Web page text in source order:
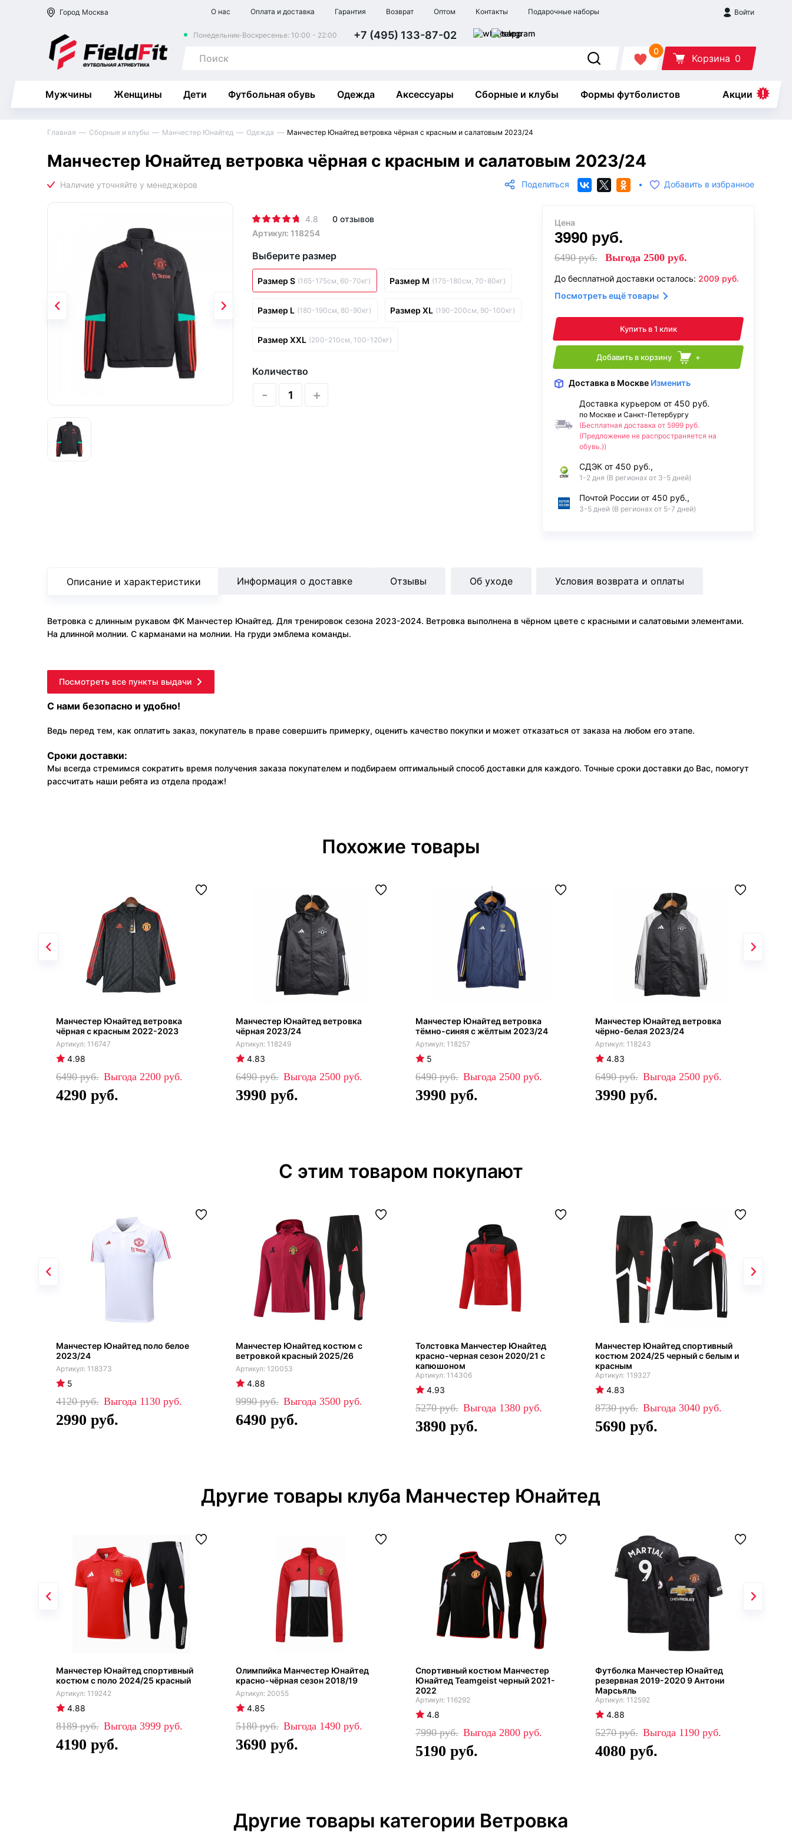
Город Москва О нас Оплата и доставка Гарантия Возврат Оптом Контакты Подарочные наборы Войти
Понедельник-Воскресенье: 10:00 - 22:00 +7 (495) 133-87-02
0
Корзина 0
Мужчины Женщины Дети Футбольная обувь Одежда Аксессуары Сборные и клубы Формы футболистов Акции
Главная Сборные и клубы Манчестер Юнайтед Одежда Манчестер Юнайтед ветровка чёрная с красным и салатовым 2023/24
Манчестер Юнайтед ветровка чёрная с красным и салатовым 2023/24
Поделиться • Добавить в избранное
4.8
0 отзывов
Артикул: 118254
Выберите размер
Размер S (165-175см, 60-70кг) Размер M (175-180см, 70-80кг)
Размер L (180-190см, 80-90кг) Размер XL (190-200см, 90-100кг)
Размер XXL (200-210см, 100-120кг)
Количество
- +
Цена
3990 руб.
6490руб. Выгода 2500 руб.
До бесплатной доставки осталось: 2009 руб.
Посмотреть ещё товары
Купить в 1 клик
Добавить в корзину +
Доставка в Москве Изменить
Доставка курьером от 450 руб.
по Москве и Санкт-Петербургу
(Бесплатная доставка от 5999 руб.
(Предложение не распространяется на
обувь.))
СДЭК от 450 руб.,
1-2 дня (В регионах от 3-5 дней)
Почтой России от 450 руб.,
3-5 дней (В регионах от 5-7 дней)
Описание и характеристики
Ветровка с длинным рукавом ФК Манчестер Юнайтед. Для тренировок сезона 2023-2024. Ветровка выполнена в чёрном цвете с красными и салатовыми элементами.
На длинной молнии. С карманами на молнии. На груди эмблема команды.
Информация о доставке Отзывы Об уходе Условия возврата и оплаты
Посмотреть все пункты выдачи
С нами безопасно и удобно!
Ведь перед тем, как оплатить заказ, покупатель в праве совершить примерку, оценить качество покупки и может отказаться от заказа на любом его этапе.
Сроки доставки:
Мы всегда стремимся сократить время получения заказа покупателем и подбираем оптимальный способ доставки для каждого. Точные сроки доставки до Вас, помогут
рассчитать наши ребята из отдела продаж!
Похожие товары
Манчестер Юнайтед ветровка
чёрная с красным 2022-2023
116747
4.98
6490 2200
4290
Манчестер Юнайтед ветровка
чёрная 2023/24
118249
4.83
6490 2500
3990
Манчестер Юнайтед ветровка
тёмно-синяя с жёлтым 2023/24
118257
5
6490 2500
3990
Манчестер Юнайтед ветровка
чёрно-белая 2023/24
118243
4.83
6490 2500
3990
С этим товаром покупают
Манчестер Юнайтед поло белое
2023/24
118373
5
4120 1130
2990
Манчестер Юнайтед костюм с
ветровкой красный 2025/26
120053
4.88
9990 3500
6490
Толстовка Манчестер Юнайтед
красно-черная сезон 2020/21 с
капюшоном
114306
4.93
5270 1380
3890
Манчестер Юнайтед спортивный
костюм 2024/25 черный с белым и
красным
119327
4.83
8730 3040
5690
Другие товары клуба Манчестер Юнайтед
Манчестер Юнайтед спортивный
костюм с поло 2024/25 красный
119242
4.88
8189 3999
4190
Олимпийка Манчестер Юнайтед
красно-чёрная сезон 2018/19
20055
4.85
5180 1490
3690
Спортивный костюм Манчестер
Юнайтед Teamgeist черный 2021-
2022
116292
4.8
7990 2800
5190
Футболка Манчестер Юнайтед
резервная 2019-2020 9 Антони
Марсьяль
112592
4.88
5270 1190
4080
Другие товары категории Ветровка